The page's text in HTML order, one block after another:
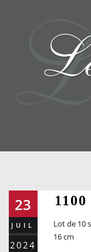
23
JUIL
2024
1100
Lot de 10
16 cm